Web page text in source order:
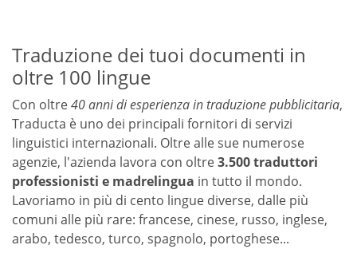
Traduzione dei tuoi documenti in
oltre 100 lingue
Con oltre40 anni di esperienza in traduzione pubblicitaria,
Traducta è uno dei principali fornitori di servizi
linguistici internazionali. Oltre alle sue numerose
agenzie, l'azienda lavora con oltre3.500 traduttori
professionisti e madrelingua in tutto il mondo.
Lavoriamo in più di cento lingue diverse, dalle più
comuni alle più rare: francese, cinese, russo, inglese,
arabo, tedesco, turco, spagnolo, portoghese...